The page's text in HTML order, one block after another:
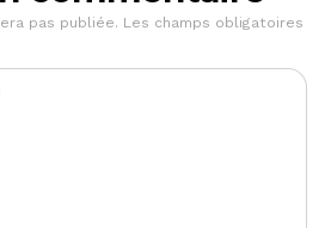
pas publiée. Les champs obligatoires